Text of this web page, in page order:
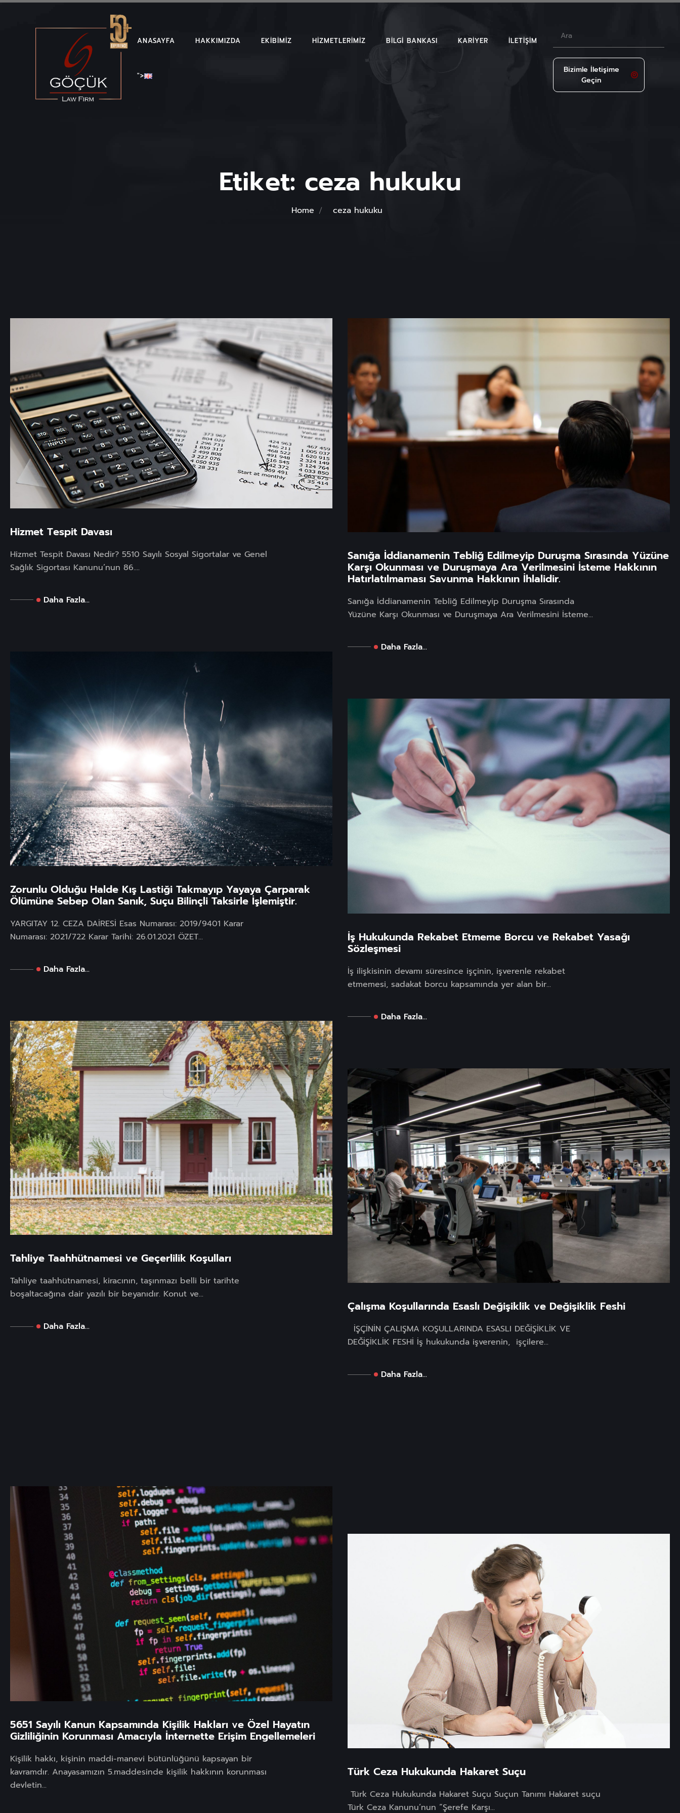
ANASAYFA HAKKIMIZDA EKIBIMIZ HIZMETLERIMIZ BILGI BANKASI KARIYER İLETIŞIM
">
Bizimle İletişime
Geçin
Etiket: ceza hukuku
Home ceza hukuku
Hizmet Tespit Davası
Hizmet Tespit Davası Nedir? 5510 Sayılı Sosyal Sigortalar ve Genel
Sağlık Sigortası Kanunu’nun 86....
Daha Fazla...
Sanığa İddianamenin Tebliğ Edilmeyip Duruşma Sırasında Yüzüne
Karşı Okunması ve Duruşmaya Ara Verilmesini İsteme Hakkının
Hatırlatılmaması Savunma Hakkının İhlalidir.
Sanığa İddianamenin Tebliğ Edilmeyip Duruşma Sırasında
Yüzüne Karşı Okunması ve Duruşmaya Ara Verilmesini İsteme...
Daha Fazla...
Zorunlu Olduğu Halde Kış Lastiği Takmayıp Yayaya Çarparak
Ölümüne Sebep Olan Sanık, Suçu Bilinçli Taksirle İşlemiştir.
YARGITAY 12. CEZA DAİRESİ Esas Numarası: 2019/9401 Karar
Numarası: 2021/722 Karar Tarihi: 26.01.2021 ÖZET...
Daha Fazla...
İş Hukukunda Rekabet Etmeme Borcu ve Rekabet Yasağı
Sözleşmesi
İş ilişkisinin devamı süresince işçinin, işverenle rekabet
etmemesi, sadakat borcu kapsamında yer alan bir...
Daha Fazla...
Tahliye Taahhütnamesi ve Geçerlilik Koşulları
Tahliye taahhütnamesi, kiracının, taşınmazı belli bir tarihte
boşaltacağına dair yazılı bir beyanıdır. Konut ve...
Daha Fazla...
Çalışma Koşullarında Esaslı Değişiklik ve Değişiklik Feshi
İŞÇİNİN ÇALIŞMA KOŞULLARINDA ESASLI DEĞİŞİKLİK VE
DEĞİŞİKLİK FESHİ İş hukukunda işverenin, işçilere...
Daha Fazla...
5651 Sayılı Kanun Kapsamında Kişilik Hakları ve Özel Hayatın
Gizliliğinin Korunması Amacıyla İnternette Erişim Engellemeleri
Kişilik hakkı, kişinin maddi-manevi bütünlüğünü kapsayan bir
kavramdır. Anayasamızın 5.maddesinde kişilik hakkının korunması
devletin...
Türk Ceza Hukukunda Hakaret Suçu
Türk Ceza Hukukunda Hakaret Suçu Suçun Tanımı Hakaret suçu
Türk Ceza Kanunu’nun “Şerefe Karşı...